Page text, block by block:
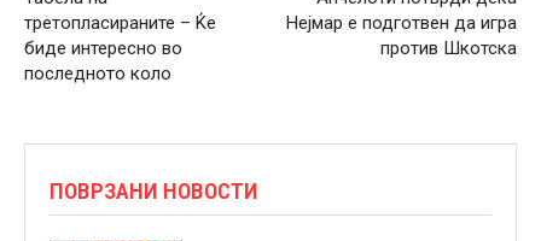
третопласираните – Ќе
биде интересно во
последното коло
Нејмар е подготвен да игра
против Шкотска
ПОВРЗАНИ НОВОСТИ